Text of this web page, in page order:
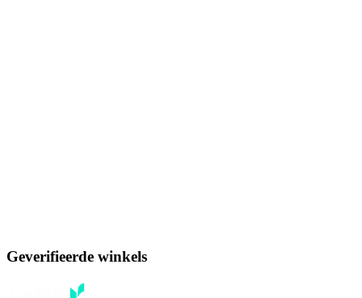
Geverifieerde winkels